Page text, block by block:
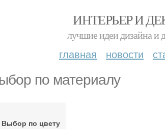
ИНТЕРЬЕР И
лучшие идеи дизайна и
главная новости
по материалу
Выбор по цвету